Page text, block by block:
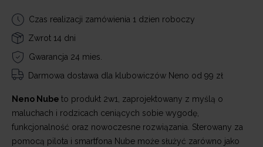
Czas realizacji zamówienia 1 dzien roboczy
Zwrot 14 dni
Gwarancja 24 mies.
Darmowa dostawa dla klubowiczów Neno od 99 zł
Neno Nube to produkt 2w1, zaprojektowany z myślą o
maluchach i rodzicach ceniących sobie wygodę,
funkcjonalność oraz nowoczesne rozwiązania. Sterowany za
pomocą pilota i smartfona Nube może służyć zarówno jako